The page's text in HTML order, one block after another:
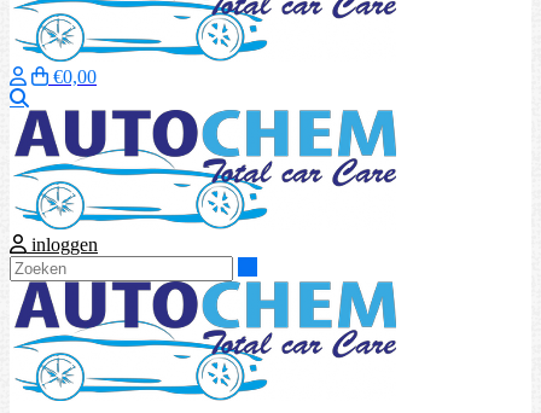
€0,00
inloggen